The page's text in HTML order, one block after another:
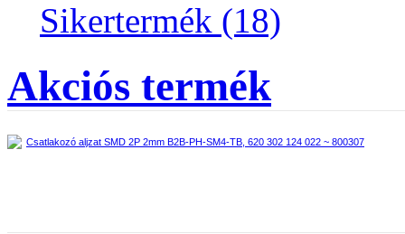
Sikertermék (18)
Akciós termék
Csatlakozó aljzat SMD 2P 2mm B2B-PH-SM4-TB, 620 302 124 022 ~ 800307